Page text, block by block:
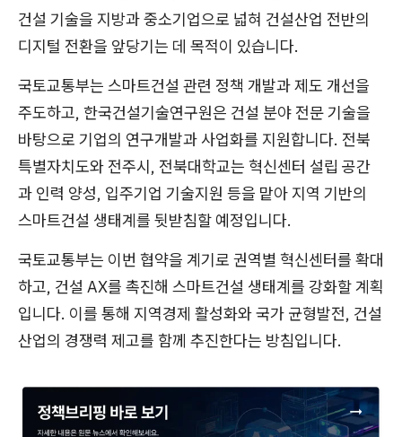
건설 기술을 지방과 중소기업으로 넓혀 건설산업 전반의
디지털 전환을 앞당기는 데 목적이 있습니다.
국토교통부는 스마트건설 관련 정책 개발과 제도 개선을
주도하고, 한국건설기술연구원은 건설 분야 전문 기술을
바탕으로 기업의 연구개발과 사업화를 지원합니다. 전북
특별자치도와 전주시, 전북대학교는 혁신센터 설립 공간
과 인력 양성, 입주기업 기술지원 등을 맡아 지역 기반의
스마트건설 생태계를 뒷받침할 예정입니다.
국토교통부는 이번 협약을 계기로 권역별 혁신센터를 확대
하고, 건설 AX를 촉진해 스마트건설 생태계를 강화할 계획
입니다. 이를 통해 지역경제 활성화와 국가 균형발전, 건설
산업의 경쟁력 제고를 함께 추진한다는 방침입니다.